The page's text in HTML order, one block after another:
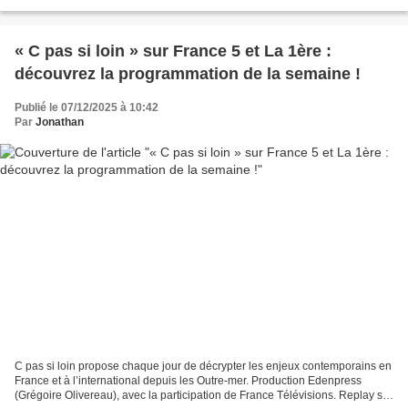
« C pas si loin » sur France 5 et La 1ère :
découvrez la programmation de la semaine !
Publié le 07/12/2025 à 10:42
Par Jonathan
C pas si loin propose chaque jour de décrypter les enjeux contemporains en
France et à l’international depuis les Outre-mer. Production Edenpress
(Grégoire Olivereau), avec la participation de France Télévisions. Replay sur